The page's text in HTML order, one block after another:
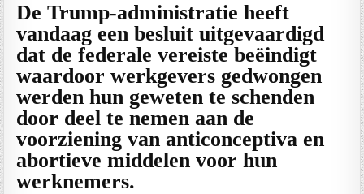
De Trump-administratie heeft
vandaag een besluit uitgevaardigd
dat de federale vereiste beëindigt
waardoor werkgevers gedwongen
werden hun geweten te schenden
door deel te nemen aan de
voorziening van anticonceptiva en
abortieve middelen voor hun
werknemers.